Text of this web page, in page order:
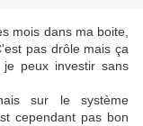
mois dans ma boite,
pas drôle mais ça
peux investir sans
sur le système
cependant pas bon